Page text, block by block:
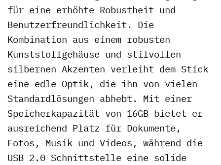
für eine erhöhte Robustheit und
Benutzerfreundlichkeit. Die
Kombination aus einem robusten
Kunststoffgehäuse und stilvollen
silbernen Akzenten verleiht dem Stick
eine edle Optik, die ihn von vielen
Standardlösungen abhebt. Mit einer
Speicherkapazität von 16GB bietet er
ausreichend Platz für Dokumente,
Fotos, Musik und Videos, während die
USB 2.0 Schnittstelle eine solide